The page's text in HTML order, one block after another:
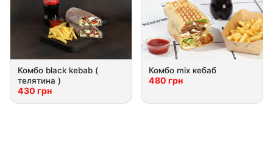
Комбо black kebab (
телятина )
430 грн
Комбо mix кебaб
480 грн